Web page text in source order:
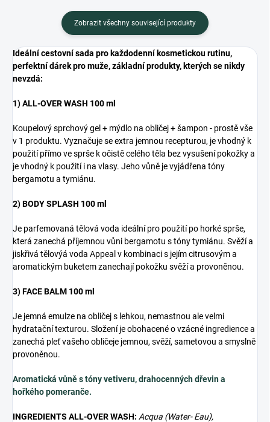
Zobrazit všechny související produkty
Ideální cestovní sada pro každodenní kosmetickou rutinu,
perfektní dárek pro muže, základní produkty, kterých se nikdy
nevzdá:
1) ALL-OVER WASH 100 ml
Koupelový sprchový gel + mýdlo na obličej + šampon - prostě vše
v 1 produktu. Vyznačuje se extra jemnou recepturou, je vhodný k
použití přímo ve sprše k očistě celého těla bez vysušení pokožky a
je vhodný k použití i na vlasy. Jeho vůně je vyjádřena tóny
bergamotu a tymiánu.
2) BODY SPLASH 100 ml
Je parfemovaná tělová voda ideální pro použití po horké sprše,
která zanechá příjemnou vůni bergamotu s tóny tymiánu. Svěží a
jiskřivá tělovýá voda Appeal v kombinaci s jejím citrusovým a
aromatickým buketem zanechají pokožku svěží a provoněnou.
3) FACE BALM 100 ml
Je jemná emulze na obličej s lehkou, nemastnou ale velmi
hydratační texturou. Složení je obohacené o vzácné ingredience a
zanechá pleť vašeho obličeje jemnou, svěží, sametovou a smyslně
provoněnou.
Aromatická vůně s tóny vetiveru, drahocenných dřevin a
hořkého pomeranče.
INGREDIENTS ALL-OVER WASH: Acqua (Water- Eau),